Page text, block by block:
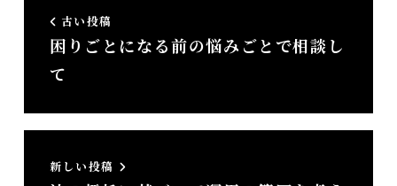
古い投稿
困りごとになる前の悩みごとで相談し
て
新しい投稿